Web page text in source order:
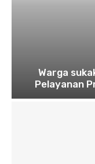
Warga
Pelayanan